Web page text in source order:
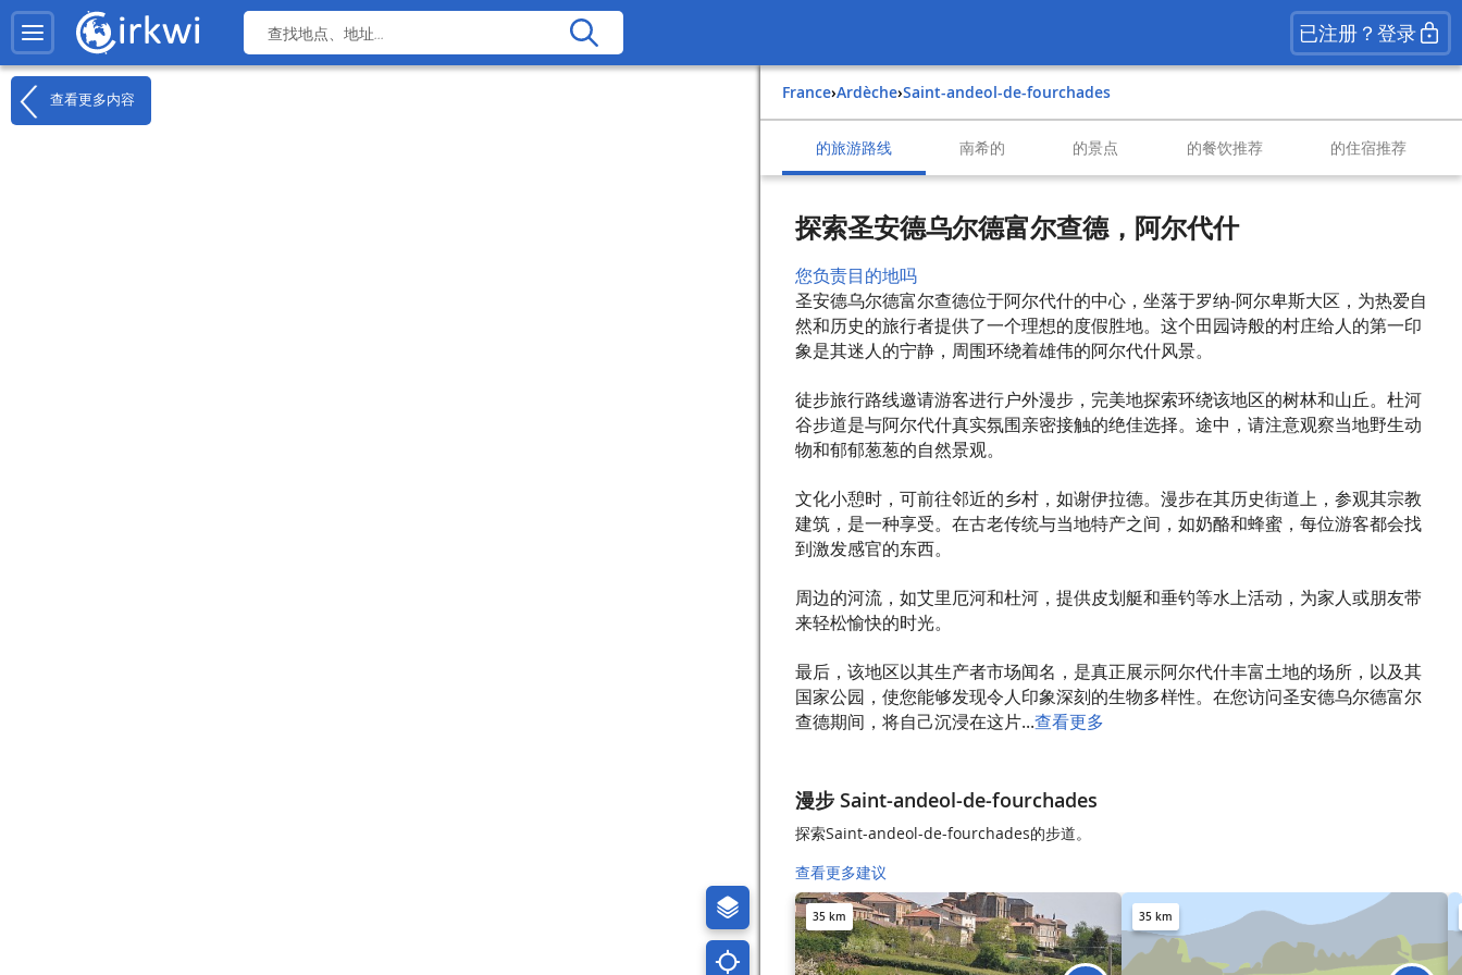
已注册？登录
查看更多内容 France› Ardèche› Saint-andeol-de-fourchades
的旅游路线 南希的 的景点 的餐饮推荐 的住宿推荐
探索圣安德乌尔德富尔查德，阿尔代什
您负责目的地吗
圣安德乌尔德富尔查德位于阿尔代什的中心，坐落于罗纳-阿尔卑斯大区，为热爱自
然和历史的旅行者提供了一个理想的度假胜地。这个田园诗般的村庄给人的第一印
象是其迷人的宁静，周围环绕着雄伟的阿尔代什风景。
徒步旅行路线邀请游客进行户外漫步，完美地探索环绕该地区的树林和山丘。杜河
谷步道是与阿尔代什真实氛围亲密接触的绝佳选择。途中，请注意观察当地野生动
物和郁郁葱葱的自然景观。
文化小憩时，可前往邻近的乡村，如谢伊拉德。漫步在其历史街道上，参观其宗教
建筑，是一种享受。在古老传统与当地特产之间，如奶酪和蜂蜜，每位游客都会找
到激发感官的东西。
周边的河流，如艾里厄河和杜河，提供皮划艇和垂钓等水上活动，为家人或朋友带
来轻松愉快的时光。
最后，该地区以其生产者市场闻名，是真正展示阿尔代什丰富土地的场所，以及其
国家公园，使您能够发现令人印象深刻的生物多样性。在您访问圣安德乌尔德富尔
查德期间，将自己沉浸在这片...查看更多
漫步 Saint-andeol-de-fourchades
探索Saint-andeol-de-fourchades的步道。
查看更多建议
35 km 35 km